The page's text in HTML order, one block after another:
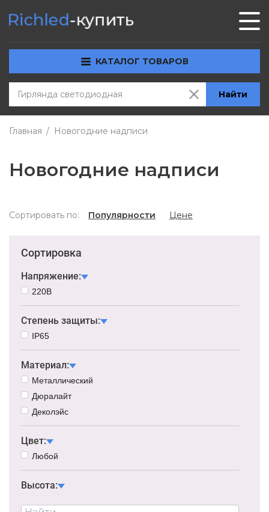
КАТАЛОГ ТОВАРОВ
Найти
Главная Новогодние надписи
Новогодние надписи
Сортировать по: Популярности Цене
Сортировка
Напряжение:
220В
Степень защиты:
IP65
Материал:
Металлический
Дюралайт
Деколэйс
Цвет:
Любой
Высота: